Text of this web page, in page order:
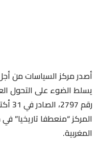
أصدر مركز السياسات من أجل
يسلط الضوء على التحول
المركز “منعطفا تاريخيا”
المغربية.